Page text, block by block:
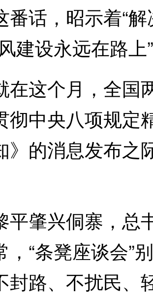
番话，昭示着“
建设永远在路
这个月，全国
彻中央八项规定
》的消息发布
肇兴侗寨，总
，“条凳座谈会”
封路、不扰民、